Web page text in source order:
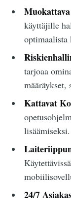
käyttäjille
optimaalista
tarjoaa
määräykset,
Kattavat
lisäämiseksi.
24/7